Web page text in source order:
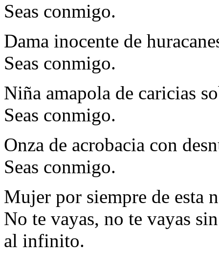
Seas conmigo.
Dama inocente de
Seas conmigo.
Niña amapola de caricias
Seas conmigo.
Onza de acrobacia con
Seas conmigo.
Mujer por siempre de esta
No te vayas, no te vayas
al infinito.